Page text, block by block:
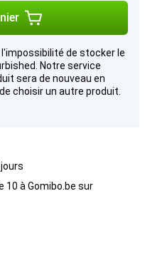
de stocker le
Notre service
sera de nouveau en
choisir un autre produit.
à Gomibo.be sur